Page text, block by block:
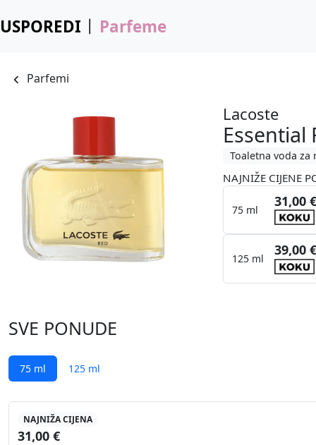
USPOREDI Parfeme
Parfemi
Lacoste
Essential
Toaletna voda za
NAJNIŽE CIJENE
75 ml
31,00
125 ml
39,00
SVE PONUDE
75 ml 125 ml
NAJNIŽA CIJENA
31,00 €